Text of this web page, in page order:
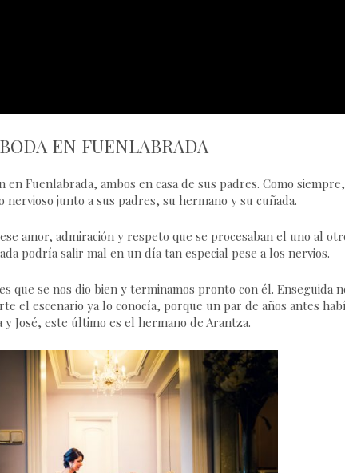
EN FUENLABRADA
Fuenlabrada, ambos en casa de sus padres. Como siempre,
junto a sus padres, su hermano y su cuñada.
amor, admiración y respeto que se procesaban el uno al
podría salir mal en un día tan especial pese a los nervios.
que se nos dio bien y terminamos pronto con él. Enseguida
el escenario ya lo conocía, porque un par de años antes
José, este último es el hermano de Arantza.